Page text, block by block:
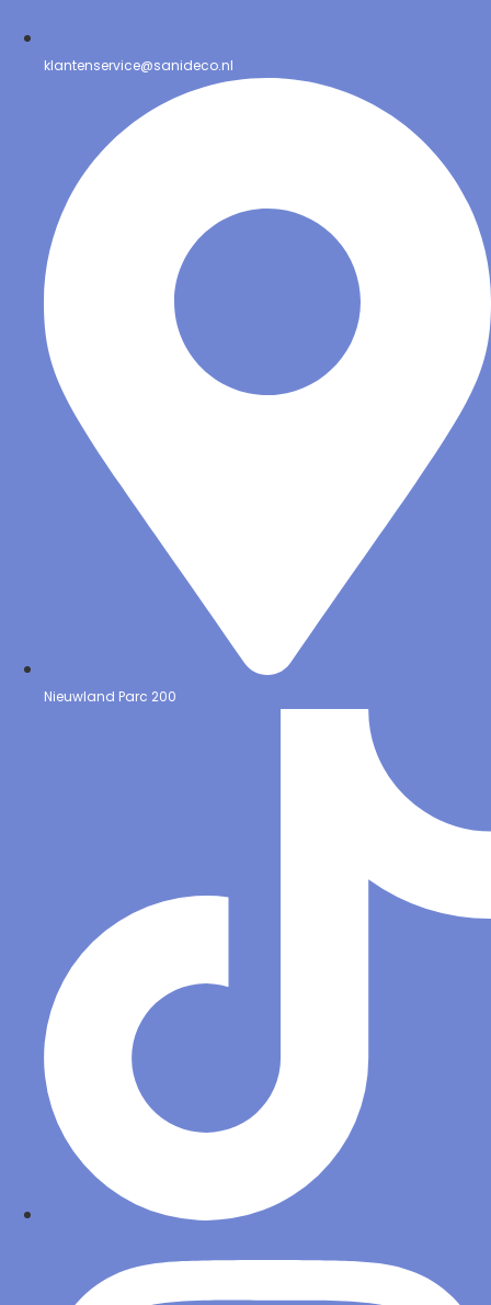
klantenservice@sanideco.nl
Nieuwland Parc 200